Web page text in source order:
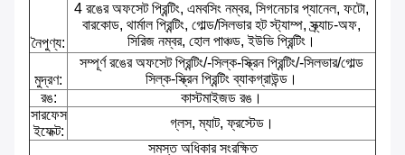
নৈপুণ্য:
4 রঙের অফসেট প্রিন্টিং, এমবসিং নম্বর, সিগনেচার প্যানেল, ফটো,
বারকোড, থার্মাল প্রিন্টিং, গোল্ড/সিলভার হট স্ট্যাম্প, স্ক্র্যাচ-অফ,
সিরিজ নম্বর, হোল পাঞ্চড, ইউভি প্রিন্টিং।
মুদ্রণ:
সম্পূর্ণ রঙের অফসেট প্রিন্টিং/-সিল্ক-স্ক্রিন প্রিন্টিং/-সিলভার/গোল্ড
সিল্ক-স্ক্রিন প্রিন্টিং ব্যাকগ্রাউন্ড।
রঙ:
কাস্টমাইজড রঙ।
সারফেস
ইফেক্ট:
গ্লস, ম্যাট, ফ্রস্টেড।
সমস্ত অধিকার সংরক্ষিত